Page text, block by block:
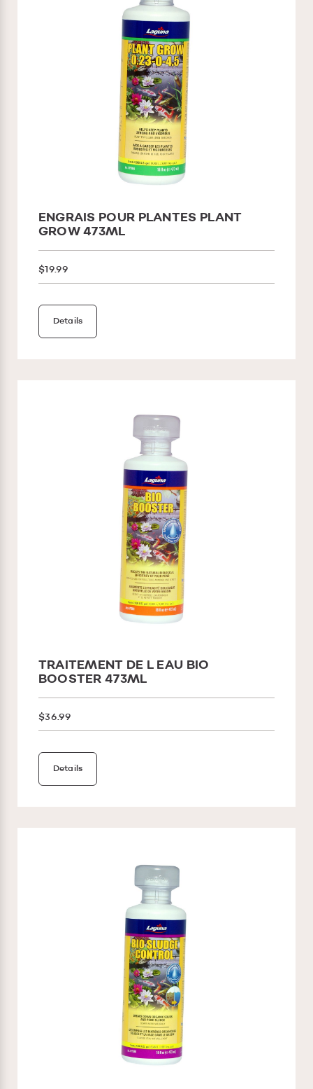
ENGRAIS POUR PLANTES PLANT
GROW 473ML
$19.99
Details
TRAITEMENT DE L EAU BIO
BOOSTER 473ML
$36.99
Details